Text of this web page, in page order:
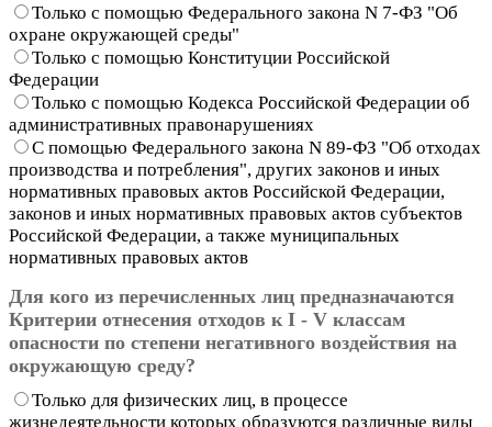
Только с помощью Федерального закона N 7-ФЗ "Об
охране окружающей среды"
Только с помощью Конституции Российской
Федерации
Только с помощью Кодекса Российской Федерации об
административных правонарушениях
С помощью Федерального закона N 89-ФЗ "Об отходах
производства и потребления", других законов и иных
нормативных правовых актов Российской Федерации,
законов и иных нормативных правовых актов субъектов
Российской Федерации, а также муниципальных
нормативных правовых актов
Для кого из перечисленных лиц предназначаются
Критерии отнесения отходов к I - V классам
опасности по степени негативного воздействия на
окружающую среду?
Только для физических лиц, в процессе
жизнедеятельности которых образуются различные виды